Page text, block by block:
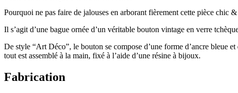
Pourquoi ne pas faire de jalouses en arborant fièrement cette pièce chic
Il s’agit d’une bague ornée d’un véritable bouton vintage en verre
De style “Art Déco”, le bouton se compose d’une forme d’ancre bleue
tout est assemblé à la main, fixé à l’aide d’une résine à bijoux.
Fabrication